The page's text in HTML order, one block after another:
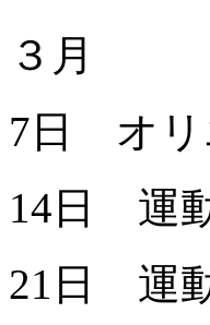
３月
7日 オリ
14日 運
21日 運